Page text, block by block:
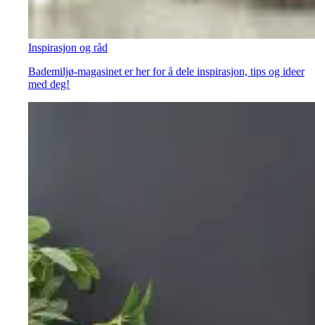
Inspirasjon og råd
Bademiljø-magasinet er her for å dele inspirasjon, tips og ideer
med deg!